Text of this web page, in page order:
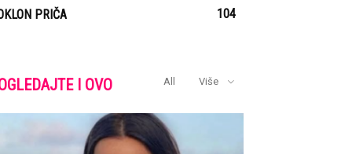
PRIČA 104
I OVO All Više